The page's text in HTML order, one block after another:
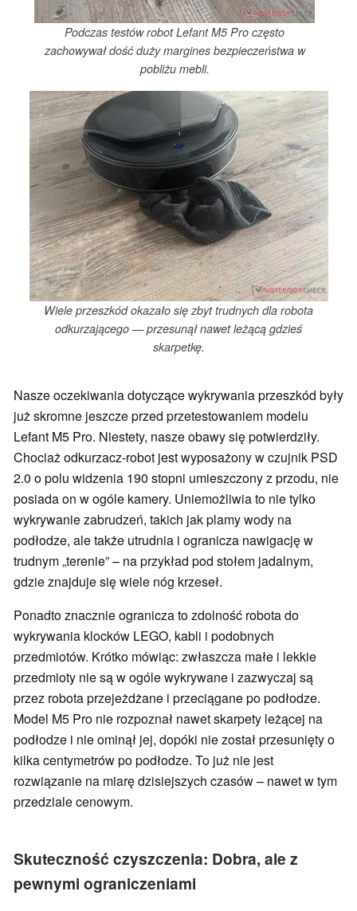
Podczas testów robot Lefant M5 Pro często
zachowywał dość duży margines bezpieczeństwa w
pobliżu mebli.
Wiele przeszkód okazało się zbyt trudnych dla robota
odkurzającego — przesunął nawet leżącą gdzieś
skarpetkę.
Nasze oczekiwania dotyczące wykrywania przeszkód były
już skromne jeszcze przed przetestowaniem modelu
Lefant M5 Pro. Niestety, nasze obawy się potwierdziły.
Chociaż odkurzacz-robot jest wyposażony w czujnik PSD
2.0 o polu widzenia 190 stopni umieszczony z przodu, nie
posiada on w ogóle kamery. Uniemożliwia to nie tylko
wykrywanie zabrudzeń, takich jak plamy wody na
podłodze, ale także utrudnia i ogranicza nawigację w
trudnym „terenie” – na przykład pod stołem jadalnym,
gdzie znajduje się wiele nóg krzeseł.
Ponadto znacznie ogranicza to zdolność robota do
wykrywania klocków LEGO, kabli i podobnych
przedmiotów. Krótko mówiąc: zwłaszcza małe i lekkie
przedmioty nie są w ogóle wykrywane i zazwyczaj są
przez robota przejeżdżane i przeciągane po podłodze.
Model M5 Pro nie rozpoznał nawet skarpety leżącej na
podłodze i nie ominął jej, dopóki nie został przesunięty o
kilka centymetrów po podłodze. To już nie jest
rozwiązanie na miarę dzisiejszych czasów – nawet w tym
przedziale cenowym.
Skuteczność czyszczenia: Dobra, ale z
pewnymi ograniczeniami